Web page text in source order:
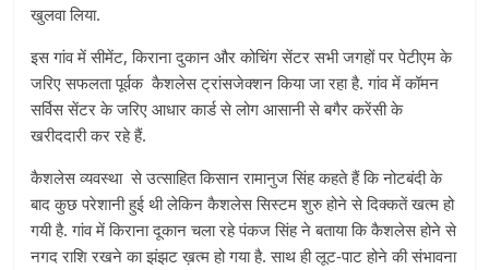
खुलवा लिया.
इस गांव में सीमेंट, किराना दुकान और कोचिंग सेंटर सभी जगहों पर पेटीएम के
जरिए सफलता पूर्वक कैशलेस ट्रांसजेक्शन किया जा रहा है. गांव में कॉमन
सर्विस सेंटर के जरिए आधार कार्ड से लोग आसानी से बगैर करेंसी के
खरीददारी कर रहे हैं.
कैशलेस व्यवस्था से उत्साहित किसान रामानुज सिंह कहते हैं कि नोटबंदी के
बाद कुछ परेशानी हुई थी लेकिन कैशलेस सिस्टम शुरु होने से दिक्कतें खत्म हो
गयी है. गांव में किराना दूकान चला रहे पंकज सिंह ने बताया कि कैशलेस होने से
नगद राशि रखने का झंझट ख़त्म हो गया है. साथ ही लूट-पाट होने की संभावना